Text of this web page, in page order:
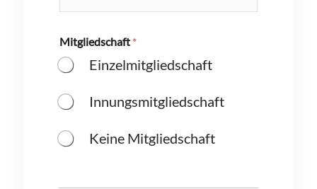
Mitgliedschaft *
Einzelmitgliedschaft
Innungsmitgliedschaft
Keine Mitgliedschaft